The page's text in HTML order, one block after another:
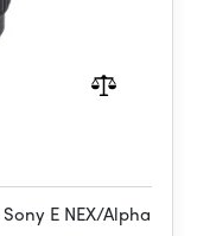
E NEX/Alpha